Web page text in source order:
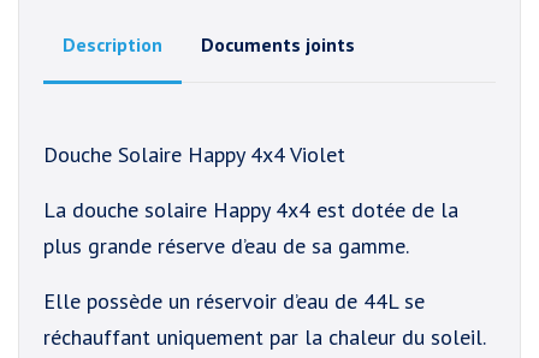
Description Documents joints
Douche Solaire Happy 4x4 Violet
La douche solaire Happy 4x4 est dotée de la
plus grande réserve d’eau de sa gamme.
Elle possède un réservoir d’eau de 44L se
réchauffant uniquement par la chaleur du soleil.